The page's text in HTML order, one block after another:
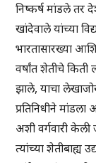
निष्कर्ष मांडले तर
खांदेवाले यांच्या
भारतासारख्या
वर्षांत शेतीचे
झाले, याचा
प्रतिनिधीने
अशी वर्गवारी
त्यांच्या शेतीबाह्य